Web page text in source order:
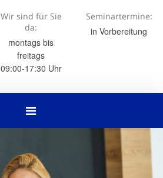
Wir sind für Sie
da:
montags bis
freitags
09:00-17:30 Uhr
Seminartermine:
in Vorbereitung
Navigation